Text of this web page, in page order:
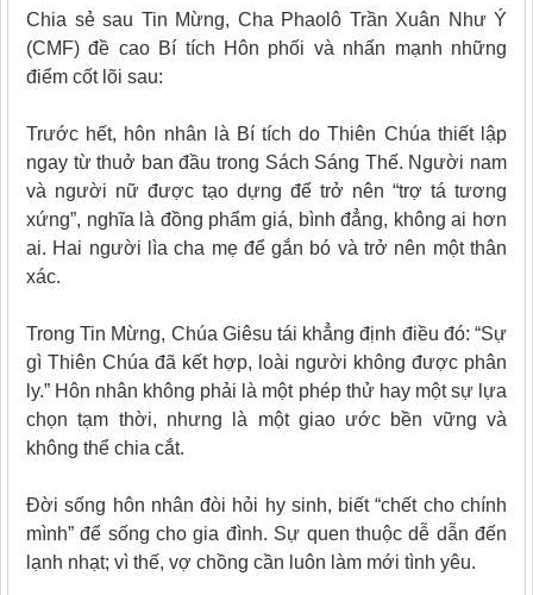
Chia sẻ sau Tin Mừng, Cha Phaolô Trần Xuân Như Ý
(CMF) đề cao Bí tích Hôn phối và nhấn mạnh những
điểm cốt lõi sau:
Trước hết, hôn nhân là Bí tích do Thiên Chúa thiết lập
ngay từ thuở ban đầu trong Sách Sáng Thế. Người nam
và người nữ được tạo dựng để trở nên “trợ tá tương
xứng”, nghĩa là đồng phẩm giá, bình đẳng, không ai hơn
ai. Hai người lìa cha mẹ để gắn bó và trở nên một thân
xác.
Trong Tin Mừng, Chúa Giêsu tái khẳng định điều đó: “Sự
gì Thiên Chúa đã kết hợp, loài người không được phân
ly.” Hôn nhân không phải là một phép thử hay một sự lựa
chọn tạm thời, nhưng là một giao ước bền vững và
không thể chia cắt.
Đời sống hôn nhân đòi hỏi hy sinh, biết “chết cho chính
mình” để sống cho gia đình. Sự quen thuộc dễ dẫn đến
lạnh nhạt; vì thế, vợ chồng cần luôn làm mới tình yêu.